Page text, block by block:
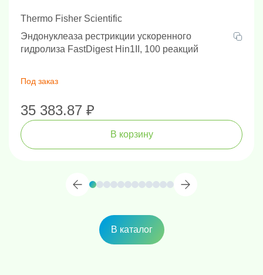
Thermo Fisher Scientific
Эндонуклеаза рестрикции ускоренного
гидролиза FastDigest Hin1II, 100 реакций
Под заказ
35 383.87 ₽
В корзину
В каталог